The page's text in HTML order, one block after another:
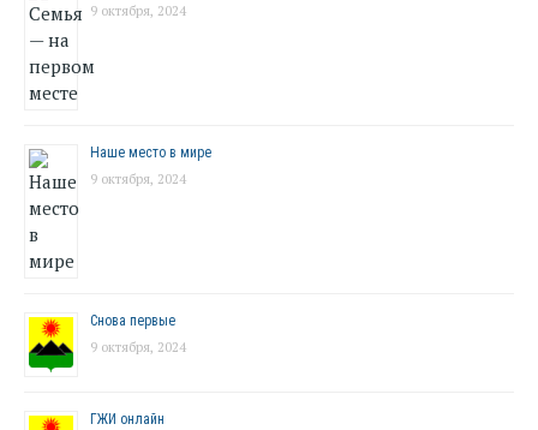
9 октября, 2024
Наше место в мире
9 октября, 2024
Снова первые
9 октября, 2024
ГЖИ онлайн